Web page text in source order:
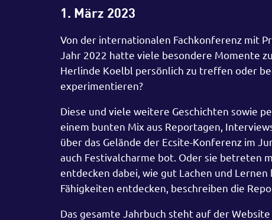
1. März 2023
Von der internationalen Fachkonferenz mit
Jahr 2022 hatte viele besondere Momente
Herlinde Koelbl persönlich zu treffen oder
experimentieren?
Diese und viele weitere Geschichten sowie
einem bunten Mix aus Reportagen,
über das Gelände der Ecsite-Konferenz im
auch Festivalcharme bot. Oder sie betreten
entdecken dabei, wie gut Lachen und
Fähigkeiten entdecken, beschreiben die
Das gesamte Jahrbuch steht auf der